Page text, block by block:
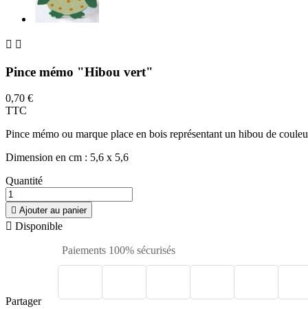
 
Pince mémo "Hibou vert"
0,70 €
TTC
Pince mémo ou marque place en bois représentant un hibou de
Dimension en cm : 5,6 x 5,6
Quantité
 Ajouter au panier
 Disponible
Paiements 100% sécurisés
Partager